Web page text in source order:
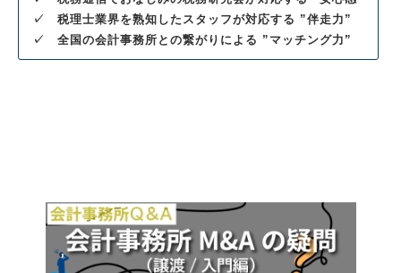
✓ 税理士業界を熟知したスタッフが対応する ”伴走力”
✓ 全国の会計事務所との繋がりによる ”マッチング力”